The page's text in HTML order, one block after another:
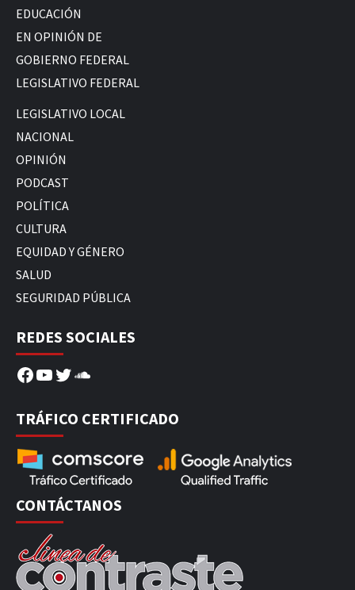
EDUCACIÓN
EN OPINIÓN DE
GOBIERNO FEDERAL
LEGISLATIVO FEDERAL
LEGISLATIVO LOCAL
NACIONAL
OPINIÓN
PODCAST
POLÍTICA
CULTURA
EQUIDAD Y GÉNERO
SALUD
SEGURIDAD PÚBLICA
REDES SOCIALES
Facebook
YouTube
Twitter
SoundCloud
TRÁFICO CERTIFICADO
CONTÁCTANOS